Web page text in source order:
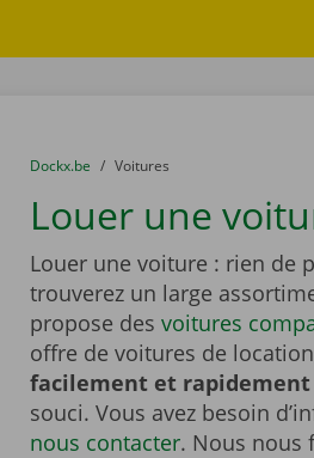
You are here:
du
Dockx.be to
Voitures
Louer une
Louer une voiture : rien de
trouverez un large
propose des voitures
offre de voitures de
facilement et
souci. Vous avez besoin
nous contacter. Nous nous